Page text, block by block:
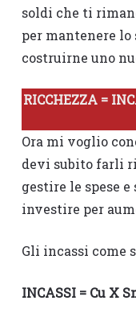
soldi che ti
per mantenere
costruirne uno
RICCHEZZA =
Ora mi voglio
devi subito farli
gestire le spese
investire per
Gli incassi come
INCASSI = Cu X